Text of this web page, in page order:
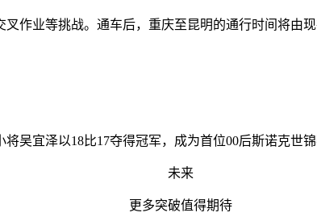
业等挑战。通车后，重庆至昆明的通行时间将由现
宜泽以18比17夺得冠军，成为首位00后斯诺克世锦
未来
更多突破值得期待